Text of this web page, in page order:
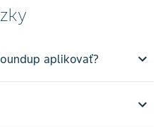
aplikovať?